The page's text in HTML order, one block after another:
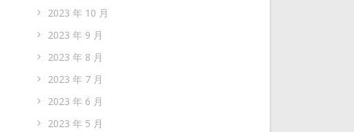
2023 年 10 月
2023 年 9 月
2023 年 8 月
2023 年 7 月
2023 年 6 月
2023 年 5 月